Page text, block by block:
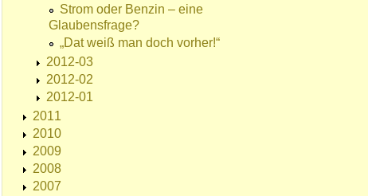
Strom oder Benzin – eine
Glaubensfrage?
„Dat weiß man doch vorher!“
2012-03
2012-02
2012-01
2011
2010
2009
2008
2007